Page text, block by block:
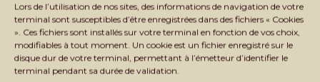
Lors de l’utilisation de nos sites, des informations de navigation de votre
terminal sont susceptibles d’être enregistrées dans des fichiers « Cookies
». Ces fichiers sont installés sur votre terminal en fonction de vos choix,
modifiables à tout moment. Un cookie est un fichier enregistré sur le
disque dur de votre terminal, permettant à l’émetteur d’identifier le
terminal pendant sa durée de validation.
CAUTION 10 000 DOLLARS CAUTION DE VISA CDAT CECOGEC
CÉDÉAO CEDEAO CEI CÉLÉBRATION NATIONALE CEMAC
CEMAPI CEN-SNESUP CENOU CENSURE
CENTRAFRIQUE CENTRALE SOLAIRE